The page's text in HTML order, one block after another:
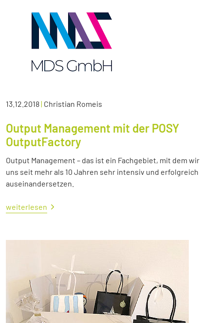
13.12.2018| Christian Romeis
Output Management mit der POSY
OutputFactory
Output Management – das ist ein Fachgebiet, mit dem wir
uns seit mehr als 10 Jahren sehr intensiv und erfolgreich
auseinandersetzen.
weiterlesen